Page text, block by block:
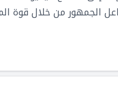
الجمهور من خلال قوة